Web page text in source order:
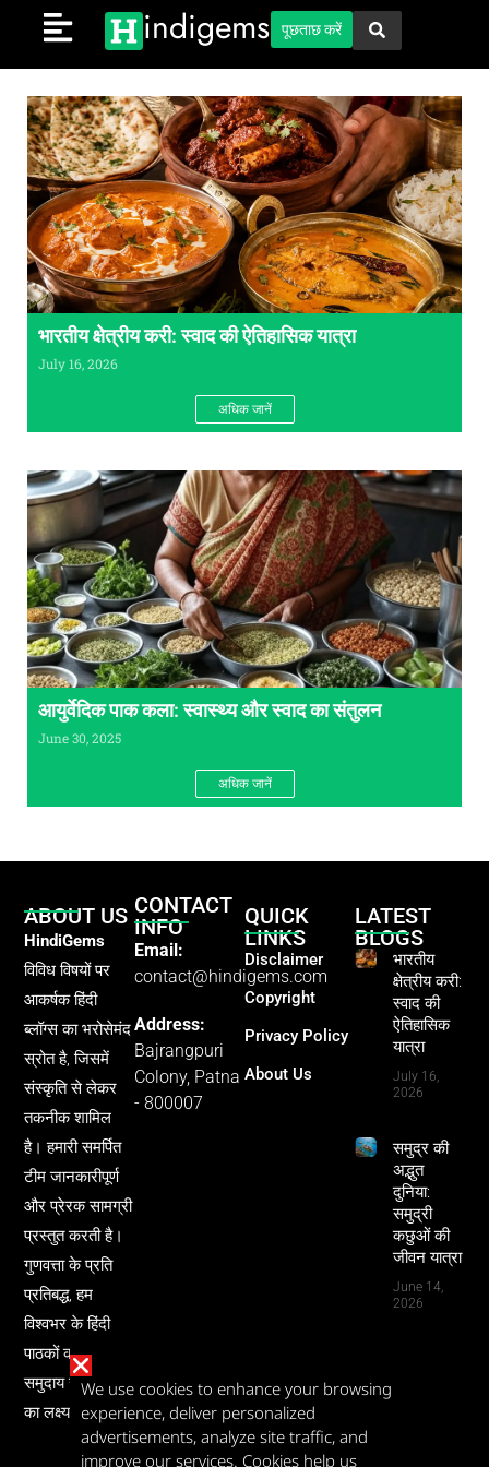
indigems पूछताछ करें
भारतीय क्षेत्रीय करी: स्वाद की ऐतिहासिक यात्रा
July 16, 2026
अधिक जानें
आयुर्वेदिक पाक कला: स्वास्थ्य और स्वाद का संतुलन
June 30, 2025
अधिक जानें
ABOUT US
HindiGems
विविध विषयों पर
आकर्षक हिंदी
ब्लॉग्स का भरोसेमंद
स्रोत है, जिसमें
संस्कृति से लेकर
तकनीक शामिल
है। हमारी समर्पित
टीम जानकारीपूर्ण
और प्रेरक सामग्री
प्रस्तुत करती है।
गुणवत्ता के प्रति
प्रतिबद्ध, हम
विश्वभर के हिंदी
पाठकों को ज्ञान और
समुदाय से जोड़ने
का लक्ष्य रखते हैं।
CONTACT
INFO
Email:
contact@hindigems.com
Address:
Bajrangpuri
Colony, Patna
- 800007
QUICK
LINKS
Disclaimer
Copyright
Privacy Policy
About Us
LATEST
BLOGS
भारतीय
क्षेत्रीय करी:
स्वाद की
ऐतिहासिक
यात्रा
July 16,
2026
समुद्र की
अद्भुत
दुनिया:
समुद्री
कछुओं की
जीवन यात्रा
June 14,
2026
We use cookies to enhance your browsing
experience, deliver personalized
advertisements, analyze site traffic, and
improve our services. Cookies help us